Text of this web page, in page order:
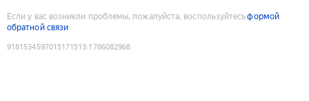
Если у вас возникли проблемы, пожалуйста, воспользуйтесьформой
обратной связи
9181534597015171513:1786082968